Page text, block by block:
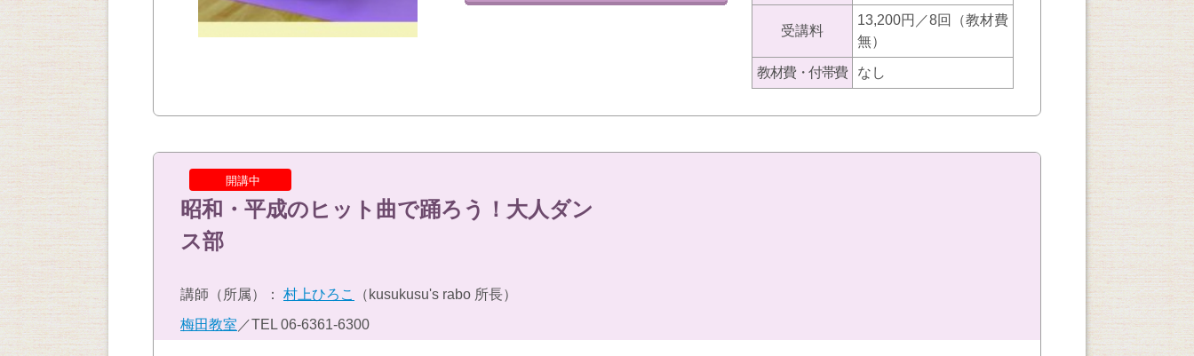
受講料
13,200円／8回（教材費
無）
教材費・付帯費 なし
開講中
昭和・平成のヒット曲で踊ろう！大人ダン
ス部
講師（所属）： 村上ひろこ
（kusukusu's rabo 所長）
梅田教室 ／TEL 06-6361-6300